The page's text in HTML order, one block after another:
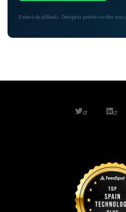
Enlace de afiliado · Dataprix puede recibir una
twitter